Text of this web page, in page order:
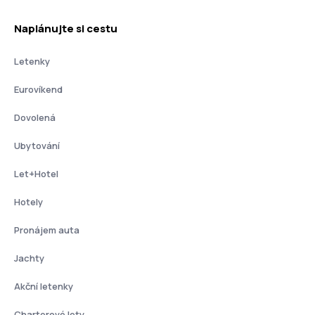
Naplánujte si cestu
Letenky
Eurovíkend
Dovolená
Ubytování
Let+Hotel
Hotely
Pronájem auta
Jachty
Akční letenky